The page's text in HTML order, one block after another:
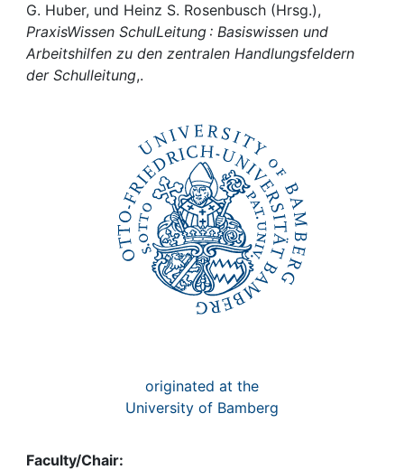
Help
G. Huber, und Heinz S. Rosenbusch (Hrsg.),
PraxisWissen SchulLeitung : Basiswissen und
Arbeitshilfen zu den zentralen Handlungsfeldern
der Schulleitung,.
originated at the
University of Bamberg
Faculty/Chair: